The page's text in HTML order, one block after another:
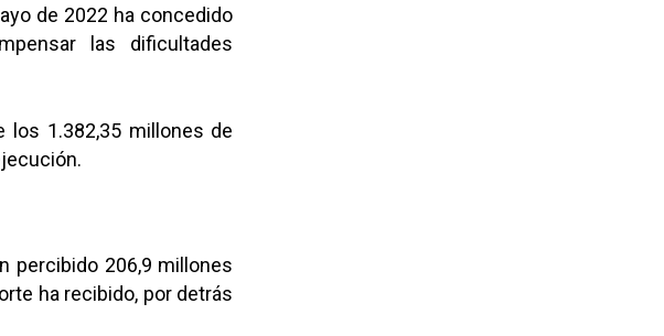
de 2022 ha concedido
las dificultades
los 1.382,35 millones de
percibido 206,9 millones
ha recibido, por detrás